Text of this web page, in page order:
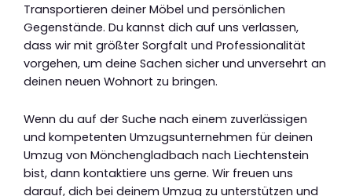
Transportieren deiner Möbel und persönlichen
Gegenstände. Du kannst dich auf uns verlassen,
dass wir mit größter Sorgfalt und Professionalität
vorgehen, um deine Sachen sicher und unversehrt an
deinen neuen Wohnort zu bringen.
Wenn du auf der Suche nach einem zuverlässigen
und kompetenten Umzugsunternehmen für deinen
Umzug von Mönchengladbach nach Liechtenstein
bist, dann kontaktiere uns gerne. Wir freuen uns
darauf, dich bei deinem Umzug zu unterstützen und